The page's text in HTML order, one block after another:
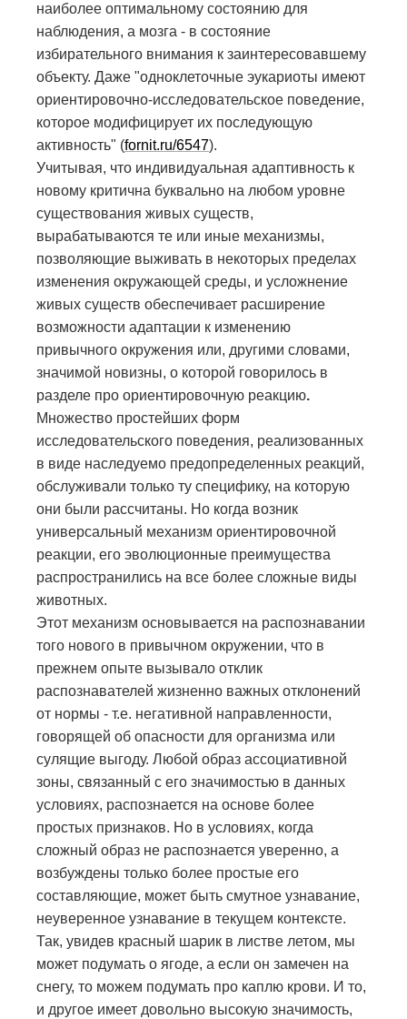
наиболее оптимальному состоянию для
наблюдения, а мозга - в состояние
избирательного внимания к заинтересовавшему
объекту. Даже "одноклеточные эукариоты имеют
ориентировочно-исследовательское поведение,
которое модифицирует их последующую
активность" (fornit.ru/6547).
Учитывая, что индивидуальная адаптивность к
новому критична буквально на любом уровне
существования живых существ,
вырабатываются те или иные механизмы,
позволяющие выживать в некоторых пределах
изменения окружающей среды, и усложнение
живых существ обеспечивает расширение
возможности адаптации к изменению
привычного окружения или, другими словами,
значимой новизны, о которой говорилось в
разделе про ориентировочную реакцию.
Множество простейших форм
исследовательского поведения, реализованных
в виде наследуемо предопределенных реакций,
обслуживали только ту специфику, на которую
они были рассчитаны. Но когда возник
универсальный механизм ориентировочной
реакции, его эволюционные преимущества
распространились на все более сложные виды
животных.
Этот механизм основывается на распознавании
того нового в привычном окружении, что в
прежнем опыте вызывало отклик
распознавателей жизненно важных отклонений
от нормы - т.е. негативной направленности,
говорящей об опасности для организма или
сулящие выгоду. Любой образ ассоциативной
зоны, связанный с его значимостью в данных
условиях, распознается на основе более
простых признаков. Но в условиях, когда
сложный образ не распознается уверенно, а
возбуждены только более простые его
составляющие, может быть смутное узнавание,
неуверенное узнавание в текущем контексте.
Так, увидев красный шарик в листве летом, мы
может подумать о ягоде, а если он замечен на
снегу, то можем подумать про каплю крови. И то,
и другое имеет довольно высокую значимость,